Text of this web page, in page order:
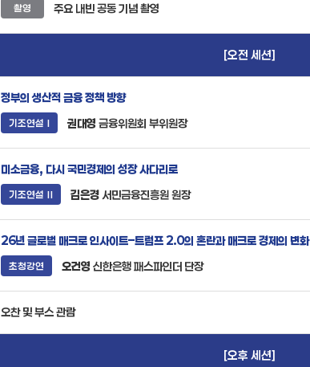
촬영 주요 내빈 공동 기념 촬영
[오전 세션]
정부의 생산적 금융 정책 방향
기조연설 Ⅰ 권대영 금융위원회 부위원장
미소금융, 다시 국민경제의 성장 사다리로
기조연설 Ⅱ 김은경 서민금융진흥원 원장
26년 글로벌 매크로 인사이트–트럼프 2.0의 혼란과 매크로 경제의 변화
초청강연 오건영 신한은행 패스파인더 단장
오찬 및 부스 관람
[오후 세션]